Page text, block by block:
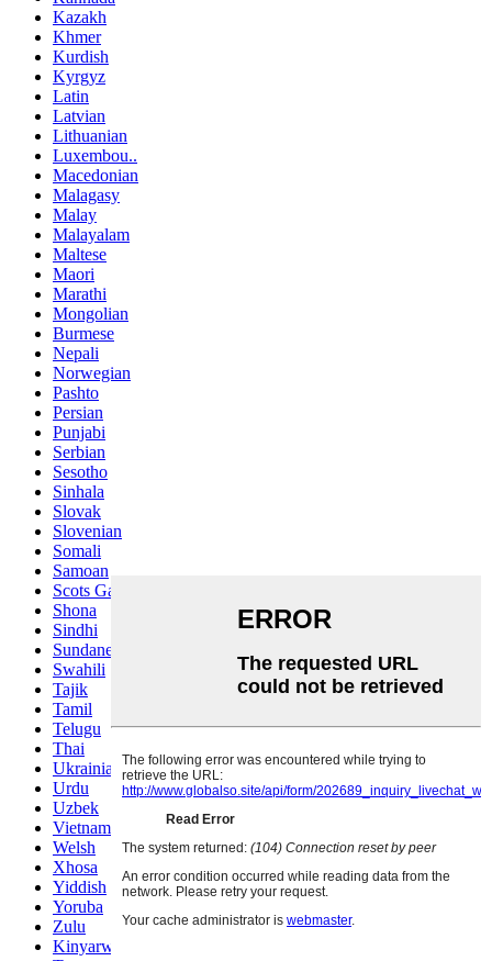
Kazakh
Khmer
Kurdish
Kyrgyz
Latin
Latvian
Lithuanian
Luxembou..
Macedonian
Malagasy
Malay
Malayalam
Maltese
Maori
Marathi
Mongolian
Burmese
Nepali
Norwegian
Pashto
Persian
Punjabi
Serbian
Sesotho
Sinhala
Slovak
Slovenian
Somali
Samoan
Scots Gaelic
Shona
Sindhi
Sundanese
Swahili
Tajik
Tamil
Telugu
Thai
Ukrainian
Urdu
Uzbek
Vietnamese
Welsh
Xhosa
Yiddish
Yoruba
Zulu
Kinyarwanda